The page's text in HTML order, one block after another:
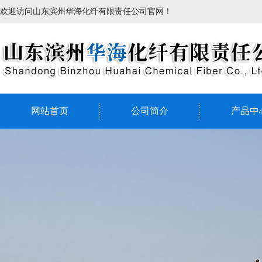
欢迎访问山东滨州华海化纤有限责任公司官网！
网站首页 公司简介 产品中